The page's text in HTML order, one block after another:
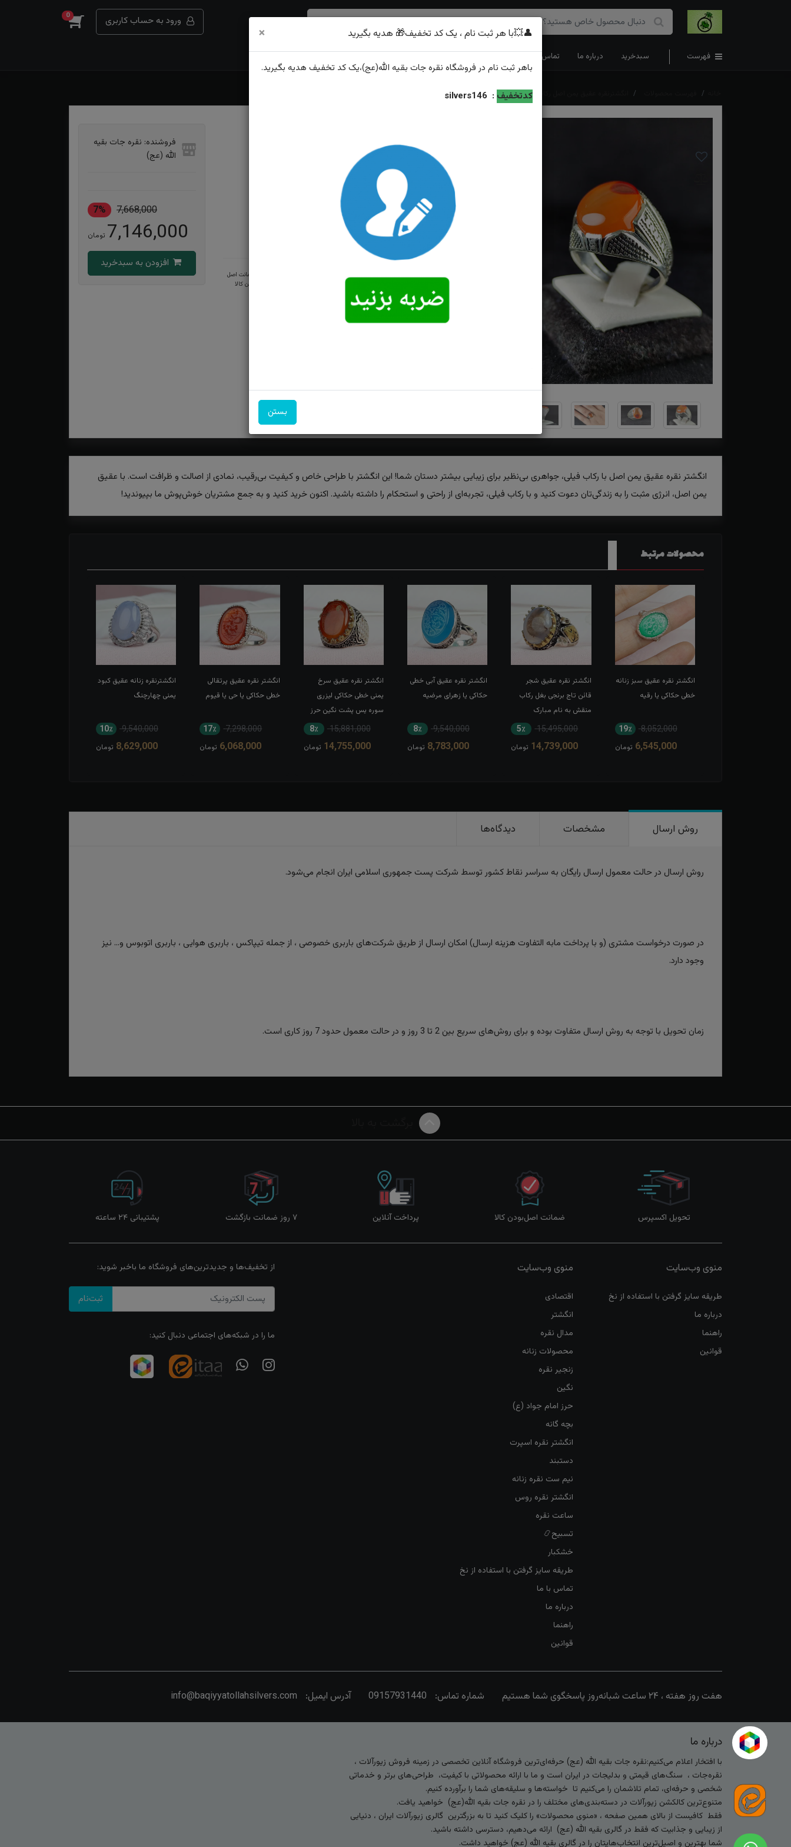
ورود به حساب کاربری 0
فهرست سبدخرید درباره ما تماس با ما
انگشترنقره عقیق یمن اصل رکاب فیلی
ویژگی‌های محصول
عيار نقره: ۹۲۵
توضیحات: ارسال و سایز رایگان همراه با هدیه زعفران قائنات از...
امکان تحویل
اکسپرس
امکان پرداخت
ضمانت اصل
بودن کالا
فروشنده: نقره جات بقیه
الله (عج)
7,668,000
7%
7,146,000 تومان
انگشتر نقره عقیق یمن اصل با رکاب فیلی، جواهری بی‌نظیر برای زیبایی بیشتر دستان شما! این انگشتر با طراحی خاص و کیفیت بی‌رقیب، نمادی از اصالت و ظرافت است. با عقیق
یمن اصل، انرژی مثبت را به زندگی‌تان دعوت کنید و با رکاب فیلی، تجربه‌ای از راحتی و استحکام را داشته باشید. اکنون خرید کنید و به جمع مشتریان خوش‌پوش ما بپیوندید!
محصولات مرتبط
انگشتر نقره عقیق سبز زنانه
خطی حکاکی یا رقیه
8,052,000 19٪
6,545,000 تومان
انگشتر نقره عقیق شجر
قائن تاج برنجی بغل رکاب
منقش به نام مبارک
امیرالمومنین
15,495,000 5٪
14,739,000 تومان
انگشتر نقره عقیق آبی خطی
حکاکی یا زهرای مرضیه
9,540,000 8٪
8,783,000 تومان
انگشتر نقره عقیق سرخ
یمنی خطی حکاکی لیزری
سوره یس پشت نگین حرز
کبیر امام جواد(ع) رکاب تاج
برنجی بغل طرح ضریح
15,881,000 8٪
14,755,000 تومان
انگشتر نقره عقیق پرتقالی
خطی حکاکی یا حی یا قیوم
7,298,000 17٪
6,068,000 تومان
انگشترنقره زنانه عقیق کبود
یمنی چهارچنگ
9,540,000 10٪
8,629,000 تومان
روش ارسال مشخصات دیدگاه‌ها
روش ارسال در حالت معمول ارسال رایگان به سراسر نقاط کشور توسط شرکت پست جمهوری اسلامی ایران انجام می‌شود.
در صورت درخواست مشتری (و با پرداخت مابه التفاوت هزینه ارسال) امکان ارسال از طریق شرکت‌های باربری خصوصی ، از جمله تیپاکس ، باربری هوایی ، باربری اتوبوس و... نیز
وجود دارد.
زمان تحویل با توجه به روش ارسال متفاوت بوده و برای روش‌های سریع بین 2 تا 3 روز و در حالت معمول حدود 7 روز کاری است.
👤💥با هر ثبت نام ، یک کد تخفیف🎁 هدیه بگیرید ×
باهر ثبت نام در فروشگاه نقره جات بقیه الله(عج)،یک کد تخفیف هدیه بگیرید.
کدتخفیف :
silvers146
بستن
تحویل اکسپرس ضمانت اصل‌بودن کالا پرداخت آنلاین ۷ روز ضمانت بازگشت پشتیبانی ۲۴ ساعته
منوی وب‌سایت
طریقه سایز گرفتن با استفاده از نخ
درباره ما
راهنما
قوانین
منوی وب‌سایت
اقتصادی
انگشتر
مدال نقره
محصولات زنانه
زنجیر نقره
نگین
حرز امام جواد (ع)
بچه گانه
انگشتر نقره اسپرت
دستبند
نیم ست نقره زنانه
انگشتر نقره روس
ساعت نقره
تسبیح📿
خشکبار
طریقه سایز گرفتن با استفاده از نخ
تماس با ما
درباره ما
راهنما
قوانین
از تخفیف‌ها و جدیدترین‌های فروشگاه ما باخبر شوید:
ثبت‌نام
ما را در شبکه‌های اجتماعی دنبال کنید:
هفت روز هفته ، ۲۴ ساعت شبانه‌روز پاسخگوی شما هستیم شماره تماس: 09157931440 آدرس ایمیل: info@baqiyyatollahsilvers.com
درباره ما
با افتخار اعلام می‌کنیم:نقره جات بقیه الله (عج) حرفه‌ای‌ترین فروشگاه آنلاین تخصصی در زمینه فروش زیورآلات ،
نقره‌جات ، سنگ‌های قیمتی و بدلیجات در ایران است و ما با ارائه محصولاتی با کیفیت، طراحی‌های برتر و خدماتی
شخصی و حرفه‌ای، تمام تلاشمان را می‌کنیم تا خواسته‌ها و سلیقه‌های شما را برآورده کنیم.
متنوع‌ترین کالکشن زیورآلات در دسته‌بندی‌های مختلف را در نقره جات بقیه الله(عج) خواهید یافت.
فقط کافیست از بالای همین صفحه ، «منوی محصولات» را کلیک کنید تا به بزرگترین گالری زیورآلات ایران ، دنیایی
از زیبایی و جذابیت که فقط در گالری بقیه الله (عج) ارائه می‌دهیم، دسترسی داشته باشید.
شما بهترین و اصیل‌ترین انتخاب‌هایتان را در گالری بقیه الله (عج) خواهید داشت.